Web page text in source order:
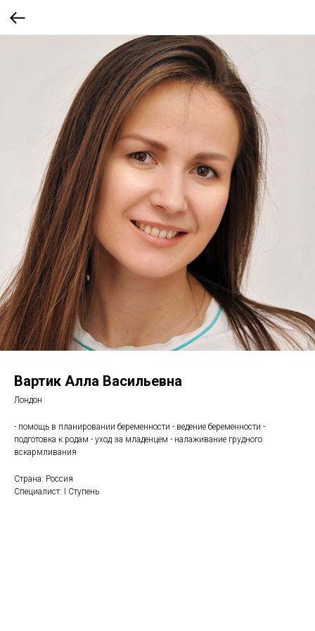
Вартик Алла Васильевна
Лондон
- помощь в планировании беременности - ведение беременности -
подготовка к родам - уход за младенцем - налаживание грудного
вскармливания
Страна: Россия
Специалист: I Ступень